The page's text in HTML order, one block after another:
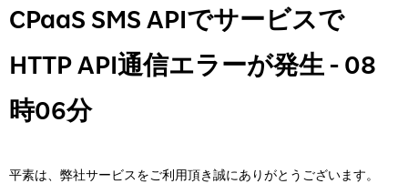
CPaaS SMS APIでサービスで
HTTP API通信エラーが発生 - 08
時06分
平素は、弊社サービスをご利用頂き誠にありがとうございます。